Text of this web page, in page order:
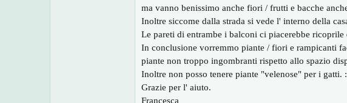
ma vanno benissimo anche fiori / frutti e bacche
Inoltre siccome dalla strada si vede l' interno della
Le pareti di entrambe i balconi ci piacerebbe
In conclusione vorremmo piante / fiori e rampicanti
piante non troppo ingombranti rispetto allo spazio
Inoltre non posso tenere piante "velenose" per i gatti.
Grazie per l' aiuto.
Francesca